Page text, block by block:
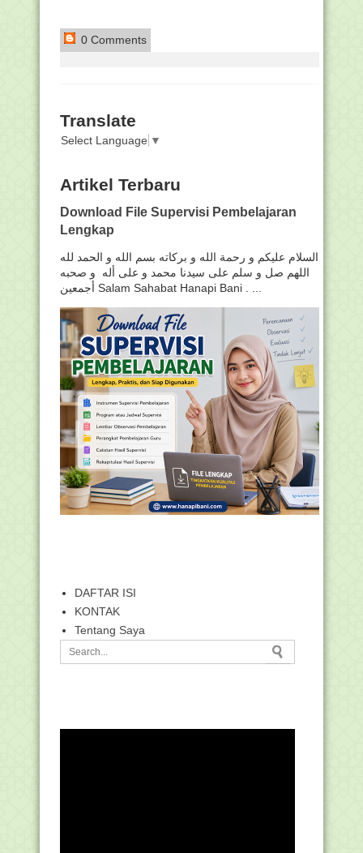
0 Comments
Translate
Select Language ▼
Artikel Terbaru
Download File Supervisi Pembelajaran
Lengkap
السلام عليكم و رحمة الله و بركاته بسم الله و الحمد لله
اللهم صل و سلم على سيدنا محمد و على أله و صحبه
أجمعين Salam Sahabat Hanapi Bani . ...
DAFTAR ISI
KONTAK
Tentang Saya